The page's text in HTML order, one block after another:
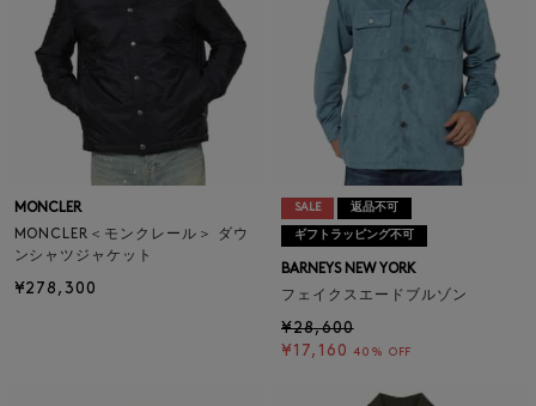
MONCLER
MONCLER＜モンクレール＞ ダウ
ンシャツジャケット
¥278,300
SALE 返品不可
ギフトラッピング不可
BARNEYS NEW YORK
フェイクスエードブルゾン
¥28,600
¥17,160 40% OFF